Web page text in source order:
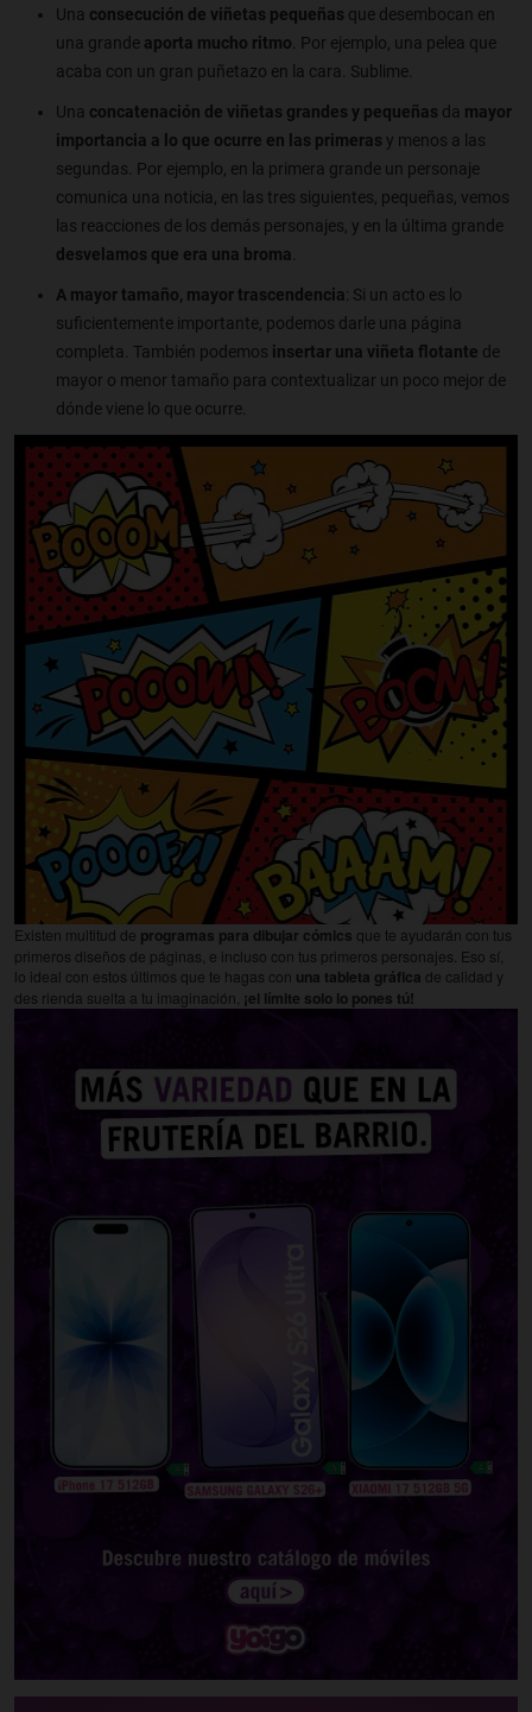
Una consecución de viñetas pequeñas que desembocan en
una grande aporta mucho ritmo . Por ejemplo, una pelea que
acaba con un gran puñetazo en la cara. Sublime.
Una concatenación de viñetas grandes y pequeñas da mayor
importancia a lo que ocurre en las primeras y menos a las
segundas. Por ejemplo, en la primera grande un personaje
comunica una noticia, en las tres siguientes, pequeñas, vemos
las reacciones de los demás personajes, y en la última grande
desvelamos que era una broma
A mayor tamaño, mayor trascendencia: Si un acto es lo
suficientemente importante, podemos darle una página
completa. También podemos insertar una viñeta flotante de
mayor o menor tamaño para contextualizar un poco mejor de
dónde viene lo que ocurre.
Existen multitud de programas para dibujar cómics que te ayudarán con tus
primeros diseños de páginas, e incluso con tus primeros personajes. Eso sí,
lo ideal con estos últimos que te hagas con una tableta gráfica de calidad y
des rienda suelta a tu imaginación, ¡el límite solo lo pones tú!